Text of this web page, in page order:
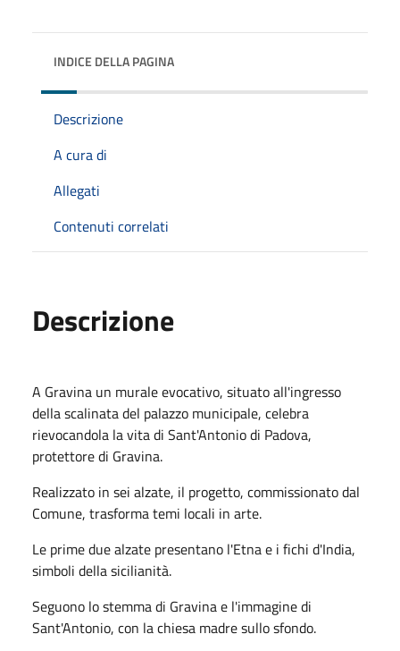
INDICE DELLA PAGINA
Descrizione
A cura di
Allegati
Contenuti correlati
Descrizione
A Gravina un murale evocativo, situato all'ingresso
della scalinata del palazzo municipale, celebra
rievocandola la vita di Sant'Antonio di Padova,
protettore di Gravina.
Realizzato in sei alzate, il progetto, commissionato dal
Comune, trasforma temi locali in arte.
Le prime due alzate presentano l'Etna e i fichi d'India,
simboli della sicilianità.
Seguono lo stemma di Gravina e l'immagine di
Sant'Antonio, con la chiesa madre sullo sfondo.